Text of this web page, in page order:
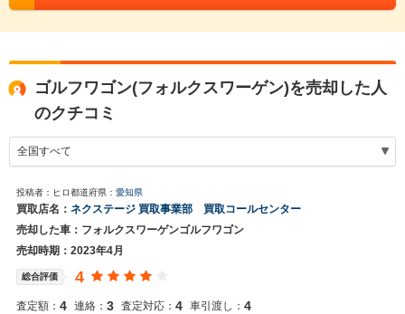
ゴルフワゴン(フォルクスワーゲン)を売却した人
のクチコミ
投稿者：ヒロ都道府県： 愛知県
買取店名： ネクステージ 買取事業部 買取コールセンター
売却した車：フォルクスワーゲンゴルフワゴン
売却時期：2023年4月
総合評価 4
査定額： 4 連絡： 3 査定対応： 4 車引渡し： 4